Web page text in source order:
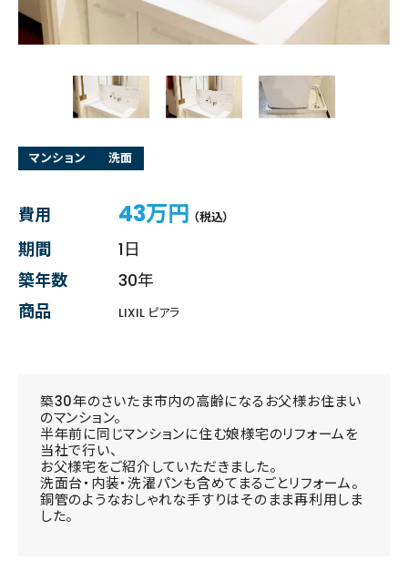
マンション 洗面
費用 43万円 （税込）
期間
1日
築年数
30年
商品
LIXIL ピアラ
築30年のさいたま市内の高齢になるお父様お住まい
のマンション。
半年前に同じマンションに住む娘様宅のリフォームを
当社で行い、
お父様宅をご紹介していただきました。
洗面台・内装・洗濯パンも含めてまるごとリフォーム。
銅管のようなおしゃれな手すりはそのまま再利用しま
した。